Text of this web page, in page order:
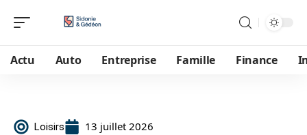
Actu Auto Entreprise Famille Finance
Loisirs 13 juillet 2026